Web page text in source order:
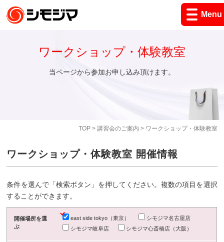
Menu
TOP> 講習会のご案内 > ワークショップ・体験教室
ワークショップ・体験教室
当ページから参加お申し込み頂けます。
ワークショップ・体験教室 開催情報
条件を選んで「検索ボタン」を押してください。複数の項目を選択
することができます。
開催場所を選
ぶ
east side tokyo（東京）
シモジマ名古屋店
シモジマ岐阜店
シモジマ心斎橋店（大阪）